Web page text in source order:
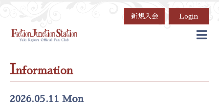
新規入会 Login
Information
2026.05.11 Mon